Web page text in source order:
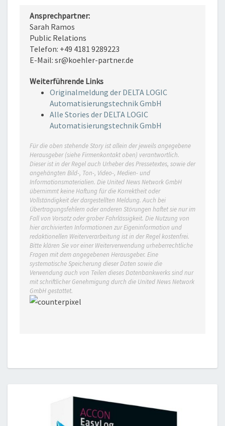
Ansprechpartner:
Sarah Ramos
Public Relations
Telefon: +49 4181 9289223
E-Mail: sr@koehler-partner.de
Weiterführende Links
Originalmeldung der DELTA LOGIC
Automatisierungstechnik GmbH
Alle Stories der DELTA LOGIC
Automatisierungstechnik GmbH
Für die oben stehende Story ist allein der jeweils angegebene
Herausgeber (siehe Firmenkontakt oben) verantwortlich.
Dieser ist in der Regel auch Urheber des Pressetextes, sowie der
angehängten Bild-, Ton-, Video-, Medien- und
Informationsmaterialien. Die United News Network GmbH
übernimmt keine Haftung für die Korrektheit oder
Vollständigkeit der dargestellten Meldung. Auch bei
Übertragungsfehlern oder anderen Störungen haftet sie nur im
Fall von Vorsatz oder grober Fahrlässigkeit. Die Nutzung von
hier archivierten Informationen zur Eigeninformation und
redaktionellen Weiterverarbeitung ist in der Regel kostenfrei.
Bitte klären Sie vor einer Weiterverwendung urheberrechtliche
Fragen mit dem angegebenen Herausgeber. Eine
systematische Speicherung dieser Daten sowie die
Verwendung auch von Teilen dieses Datenbankwerks sind nur
mit schriftlicher Genehmigung durch die United News Network
GmbH gestattet.